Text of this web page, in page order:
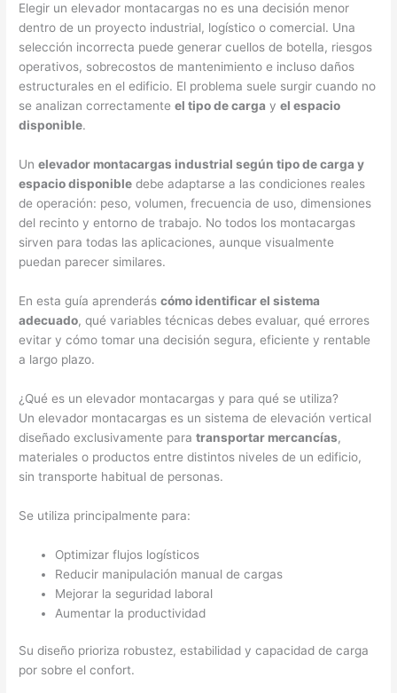
Elegir un elevador montacargas no es una decisión menor
dentro de un proyecto industrial, logístico o comercial. Una
selección incorrecta puede generar cuellos de botella, riesgos
operativos, sobrecostos de mantenimiento e incluso daños
estructurales en el edificio. El problema suele surgir cuando no
se analizan correctamenteel tipo de carga yel espacio
disponible.
Unelevador montacargas industrial según tipo de carga y
espacio disponible debe adaptarse a las condiciones reales
de operación: peso, volumen, frecuencia de uso, dimensiones
del recinto y entorno de trabajo. No todos los montacargas
sirven para todas las aplicaciones, aunque visualmente
puedan parecer similares.
En esta guía aprenderáscómo identificar el sistema
adecuado, qué variables técnicas debes evaluar, qué errores
evitar y cómo tomar una decisión segura, eficiente y rentable
a largo plazo.
¿Qué es un elevador montacargas y para qué se utiliza?
Un elevador montacargas es un sistema de elevación vertical
diseñado exclusivamente paratransportar mercancías,
materiales o productos entre distintos niveles de un edificio,
sin transporte habitual de personas.
Se utiliza principalmente para:
Optimizar flujos logísticos
Reducir manipulación manual de cargas
Mejorar la seguridad laboral
Aumentar la productividad
Su diseño prioriza robustez, estabilidad y capacidad de carga
por sobre el confort.